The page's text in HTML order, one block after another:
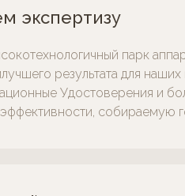
экспертизу
парк
результата для
Удостоверения и
эффективности, собираемую